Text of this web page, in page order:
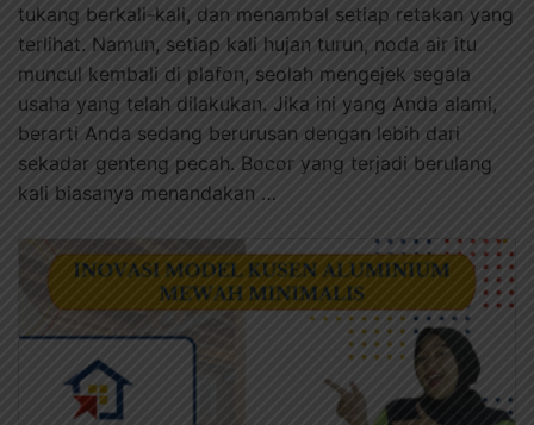
tukang berkali-kali, dan menambal setiap retakan yang
terlihat. Namun, setiap kali hujan turun, noda air itu
muncul kembali di plafon, seolah mengejek segala
usaha yang telah dilakukan. Jika ini yang Anda alami,
berarti Anda sedang berurusan dengan lebih dari
sekadar genteng pecah. Bocor yang terjadi berulang
kali biasanya menandakan …